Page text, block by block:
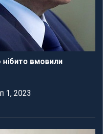
вмовили
1, 2023